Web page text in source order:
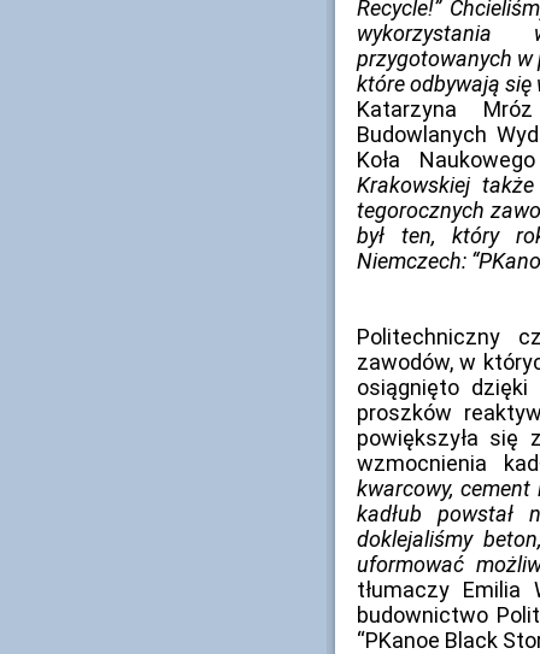
Recycle!”
przygotowanych w
które odbywają
Katarzyna
Budowlanych
Koła
Krakowskiej
tegorocznych
był ten, który
Niemczech:
Politechniczny
zawodów, w
osiągnięto dzięki
proszków
powiększyła się
wzmocnienia
kwarcowy,
kadłub powstał
doklejaliśmy
uformować
tłumaczy Emilia
budownictwo
“PKanoe Black